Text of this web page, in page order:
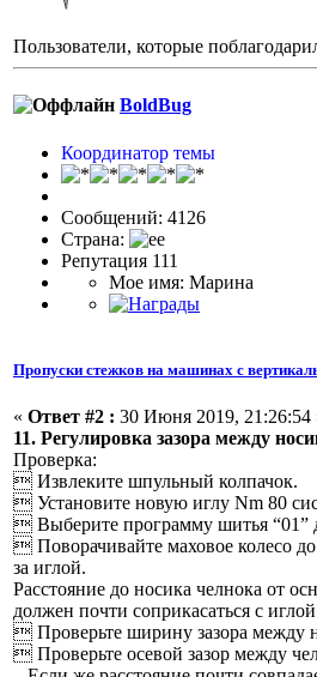
Пользователи, которые
BoldBug
Координатор темы
Сообщений: 4126
Страна:
Репутация 111
Мое имя: Марина
Пропуски стежков на машинах с
« Ответ #2 : 30 Июня 2019, 21:26:54
11. Регулировка зазора между
Проверка:
 Извлеките шпульный колпачок.
 Установите новую иглу Nm 80
 Выберите программу шитья “01”
 Поворачивайте маховое колесо
за иглой.
Расстояние до носика челнока от
должен почти соприкасаться с
 Проверьте ширину зазора между
 Проверьте осевой зазор между